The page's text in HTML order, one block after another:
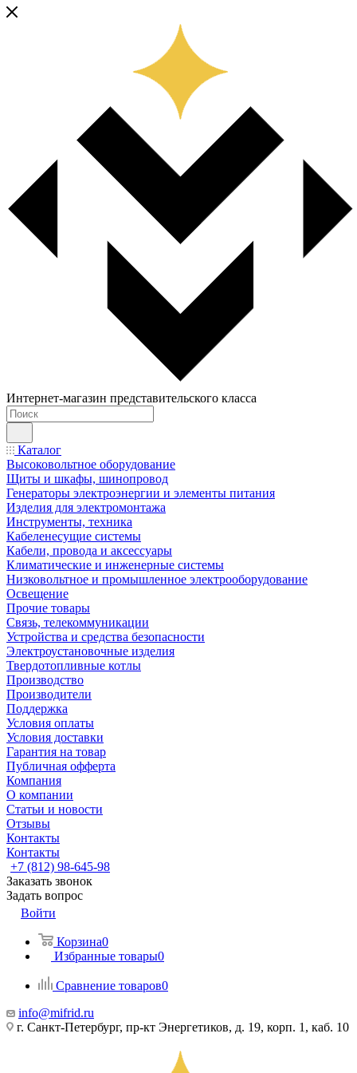
Интернет-магазин представительского класса
Каталог
Высоковольтное оборудование
Щиты и шкафы, шинопровод
Генераторы электроэнергии и элементы питания
Изделия для электромонтажа
Инструменты, техника
Кабеленесущие системы
Кабели, провода и аксессуары
Климатические и инженерные системы
Низковольтное и промышленное электрооборудование
Освещение
Прочие товары
Связь, телекоммуникации
Устройства и средства безопасности
Электроустановочные изделия
Твердотопливные котлы
Производство
Производители
Поддержка
Условия оплаты
Условия доставки
Гарантия на товар
Публичная офферта
Компания
О компании
Статьи и новости
Отзывы
Контакты
Контакты
+7 (812) 98-645-98
Заказать звонок
Задать вопрос
Войти
Корзина0
Избранные товары0
Сравнение товаров0
info@mifrid.ru
г. Санкт-Петербург, пр-кт Энергетиков, д. 19, корп. 1, каб. 10